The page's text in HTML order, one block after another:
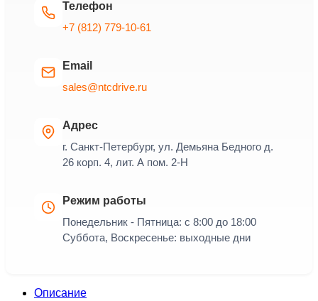
Телефон
+7 (812) 779-10-61
Email
sales@ntcdrive.ru
Адрес
г. Санкт-Петербург, ул. Демьяна Бедного д.
26 корп. 4, лит. А пом. 2-Н
Режим работы
Понедельник - Пятница: с 8:00 до 18:00
Суббота, Воскресенье: выходные дни
Описание